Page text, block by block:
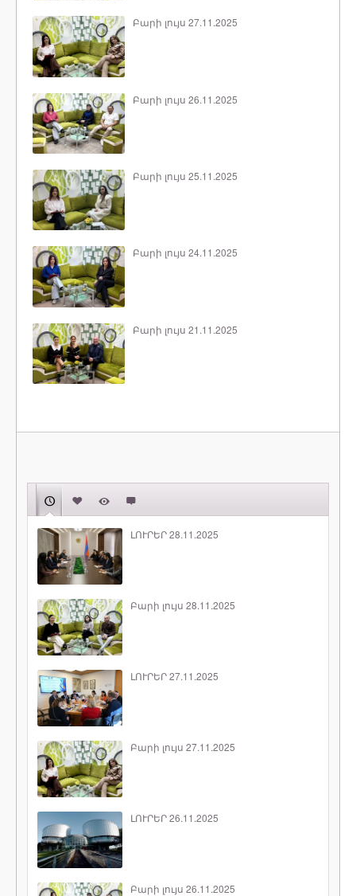
Բարի լույս 27.11.2025
Բարի լույս 26.11.2025
Բարի լույս 25.11.2025
Բարի լույս 24.11.2025
Բարի լույս 21.11.2025
ԼՈՒՐԵՐ 28.11.2025
Բարի լույս 28.11.2025
ԼՈՒՐԵՐ 27.11.2025
Բարի լույս 27.11.2025
ԼՈՒՐԵՐ 26.11.2025
Բարի լույս 26.11.2025